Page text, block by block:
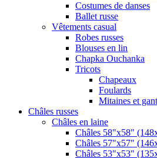
Costumes de danses
Ballet russe
Vêtements casual
Robes russes
Blouses en lin
Chapka Ouchanka
Tricots
Chapeaux
Foulards
Mitaines et
Châles russes
Châles en laine
Châles 58"x58"
Châles 57"x57"
Châles 53"x53"